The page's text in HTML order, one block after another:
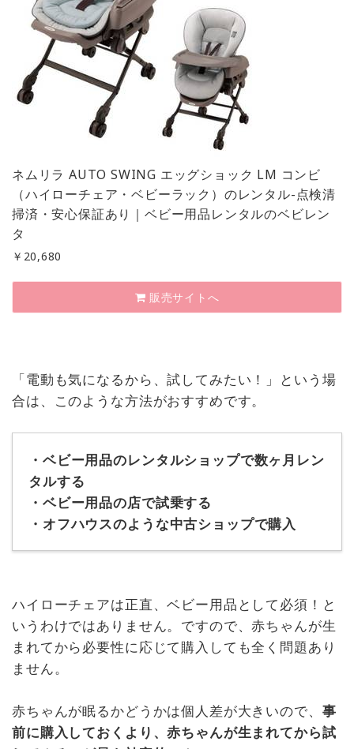
ネムリラ AUTO SWING エッグショック LM コンビ
（ハイローチェア・ベビーラック）のレンタル-点検清
掃済・安心保証あり｜ベビー用品レンタルのベビレン
タ
￥ 20,680
販売サイトへ
「電動も気になるから、試してみたい！」という場
合は、このような方法がおすすめです。
・ベビー用品のレンタルショップで数ヶ月レン
タルする
・ベビー用品の店で試乗する
・オフハウスのような中古ショップで購入
ハイローチェアは正直、ベビー用品として必須！と
いうわけではありません。ですので、赤ちゃんが生
まれてから必要性に応じて購入しても全く問題あり
ません。
赤ちゃんが眠るかどうかは個人差が大きいので、 事
前に購入しておくより、赤ちゃんが生まれてから試